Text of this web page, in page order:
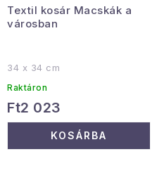
Textil kosár Macskák a
városban
34 x 34 cm
Raktáron
Ft2 023
KOSÁRBA